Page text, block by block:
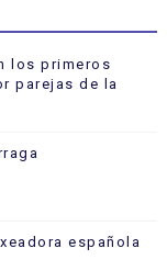
los primeros
parejas de la
española